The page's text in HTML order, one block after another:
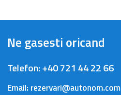
Ne gasesti oricand
Telefon:+40 721 44 22 66
Email: rezervari@autonom.com